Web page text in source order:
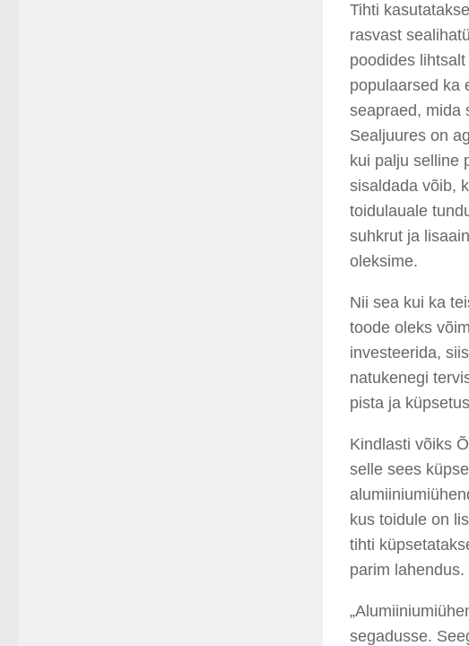
Tihti
rasvast
poodides
populaarsed ka
seapraed, mida
Sealjuures on
kui palju selline
sisaldada võib,
toidulauale
suhkrut ja
oleksime.
Nii sea kui ka
toode oleks
investeerida,
natukenegi
pista ja
Kindlasti võiks
selle sees
kus toidule on
tihti
parim lahendus.
segadusse.